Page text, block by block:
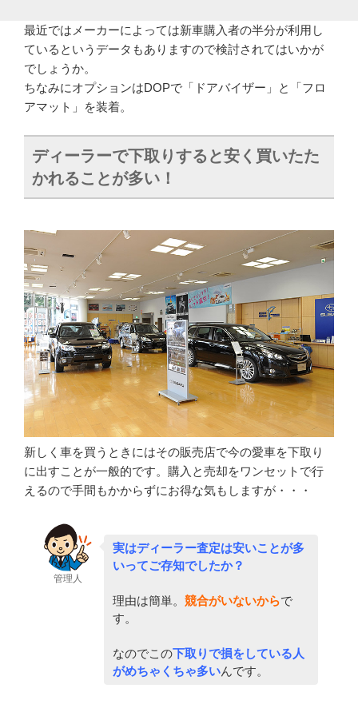
最近ではメーカーによっては新車購入者の半分が利用し
ているというデータもありますので検討されてはいかが
でしょうか。
ちなみにオプションはDOPで「ドアバイザー」と「フロ
アマット」を装着。
ディーラーで下取りすると安く買いたた
かれることが多い！
新しく車を買うときにはその販売店で今の愛車を下取り
に出すことが一般的です。購入と売却をワンセットで行
えるので手間もかからずにお得な気もしますが・・・
管理人
実はディーラー査定は安いことが多
いってご存知でしたか？
理由は簡単。 競合がいないからで
す。
なのでこの下取りで損をしている人
がめちゃくちゃ多いんです。